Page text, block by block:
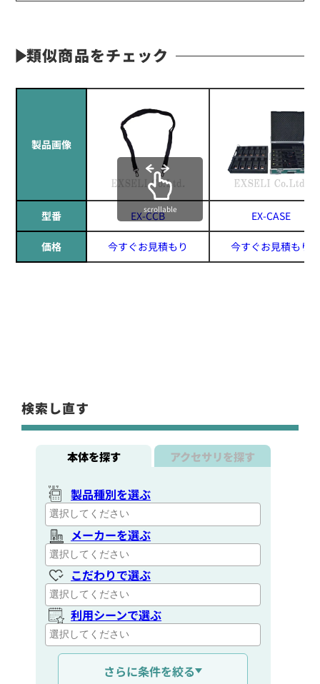
類似商品をチェック
製品画像
型番 EX-CCB EX-CASE
価格 今すぐお見積もり 今すぐお見積もり
scrollable
検索し直す
本体を探す アクセサリを探す
製品種別を選ぶ
メーカーを選ぶ
こだわりで選ぶ
利用シーンで選ぶ
通信距離を選ぶ
さらに条件を絞る